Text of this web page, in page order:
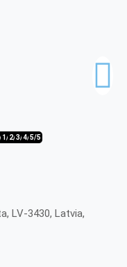
51/52/53/54/55/5
LV-3430, Latvia,